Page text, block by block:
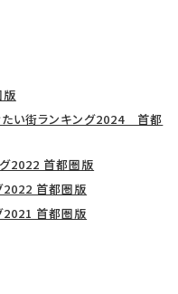
版
い街ランキング2024 首都
2022 首都圏版
2022 首都圏版
2021 首都圏版